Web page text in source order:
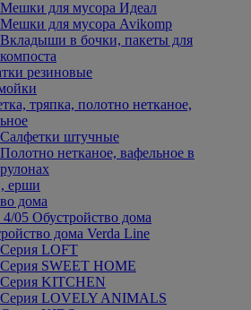
Мешки для мусора Идеал
Мешки для мусора Avikomp
Вкладыши в бочки, пакеты для
компоста
резиновые
тряпка, полотно нетканое,
Салфетки штучные
Полотно нетканое, вафельное в
рулонах
ерши
дома
4/05 Обустройство дома
дома Verda Line
Серия LOFT
Серия SWEET HOME
Серия KITCHEN
Серия LOVELY ANIMALS